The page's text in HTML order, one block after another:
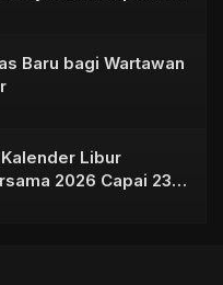
Baru bagi Wartawan
Libur
2026 Capai 23